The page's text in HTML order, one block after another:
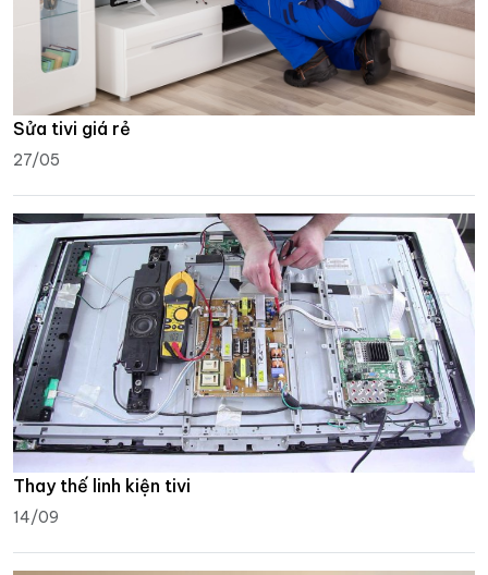
Sửa tivi giá rẻ
27/05
Thay thế linh kiện tivi
14/09